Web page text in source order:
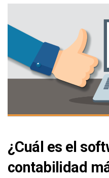
¿Cuál es el
contabilidad